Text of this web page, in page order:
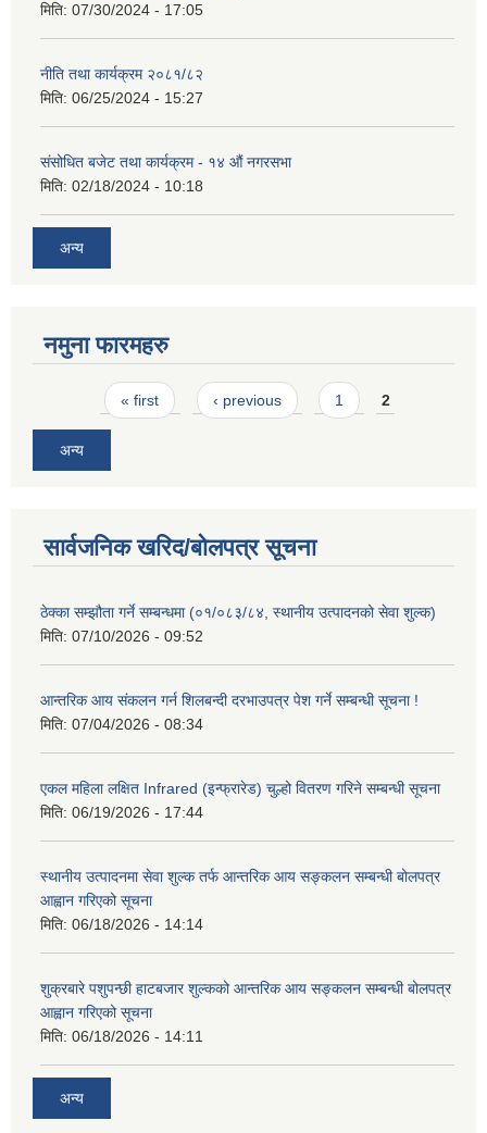
मिति: 07/30/2024 - 17:05
नीति तथा कार्यक्रम २०८१/८२
मिति: 06/25/2024 - 15:27
संसोधित बजेट तथा कार्यक्रम - १४ औं नगरसभा
मिति: 02/18/2024 - 10:18
अन्य
नमुना फारमहरु
Pages« first ‹ previous 1 2
अन्य
सार्वजनिक खरिद/बोलपत्र सूचना
ठेक्का सम्झौता गर्ने सम्बन्धमा (०१/०८३/८४, स्थानीय उत्पादनको सेवा शुल्क)
मिति: 07/10/2026 - 09:52
आन्तरिक आय संकलन गर्न शिलबन्दी दरभाउपत्र पेश गर्ने सम्बन्धी सूचना !
मिति: 07/04/2026 - 08:34
एकल महिला लक्षित Infrared (इन्फ्रारेड) चुल्हो वितरण गरिने सम्बन्धी सूचना
मिति: 06/19/2026 - 17:44
स्थानीय उत्पादनमा सेवा शुल्क तर्फ आन्तरिक आय सङ्कलन सम्बन्धी बोलपत्र
आह्वान गरिएको सूचना
मिति: 06/18/2026 - 14:14
शुक्रबारे पशुपन्छी हाटबजार शुल्कको आन्तरिक आय सङ्कलन सम्बन्धी बोलपत्र
आह्वान गरिएको सूचना
मिति: 06/18/2026 - 14:11
अन्य